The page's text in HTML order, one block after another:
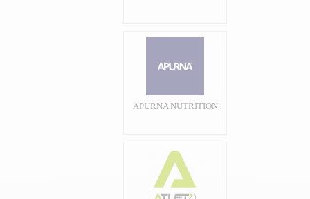
APURNA NUTRITION